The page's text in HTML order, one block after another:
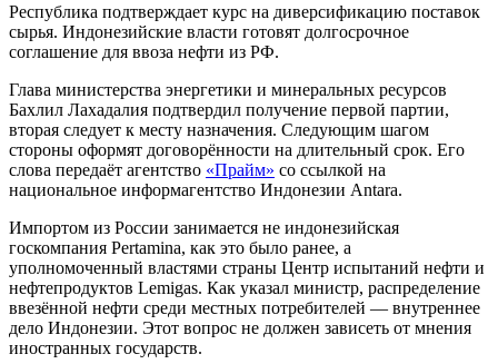
Республика подтверждает курс на диверсификацию поставок
сырья. Индонезийские власти готовят долгосрочное
соглашение для ввоза нефти из РФ.
Глава министерства энергетики и минеральных ресурсов
Бахлил Лахадалия подтвердил получение первой партии,
вторая следует к месту назначения. Следующим шагом
стороны оформят договорённости на длительный срок. Его
слова передаёт агентство «Прайм» со ссылкой на
национальное информагентство Индонезии Antara.
Импортом из России занимается не индонезийская
госкомпания Pertamina, как это было ранее, а
уполномоченный властями страны Центр испытаний нефти и
нефтепродуктов Lemigas. Как указал министр, распределение
ввезённой нефти среди местных потребителей — внутреннее
дело Индонезии. Этот вопрос не должен зависеть от мнения
иностранных государств.